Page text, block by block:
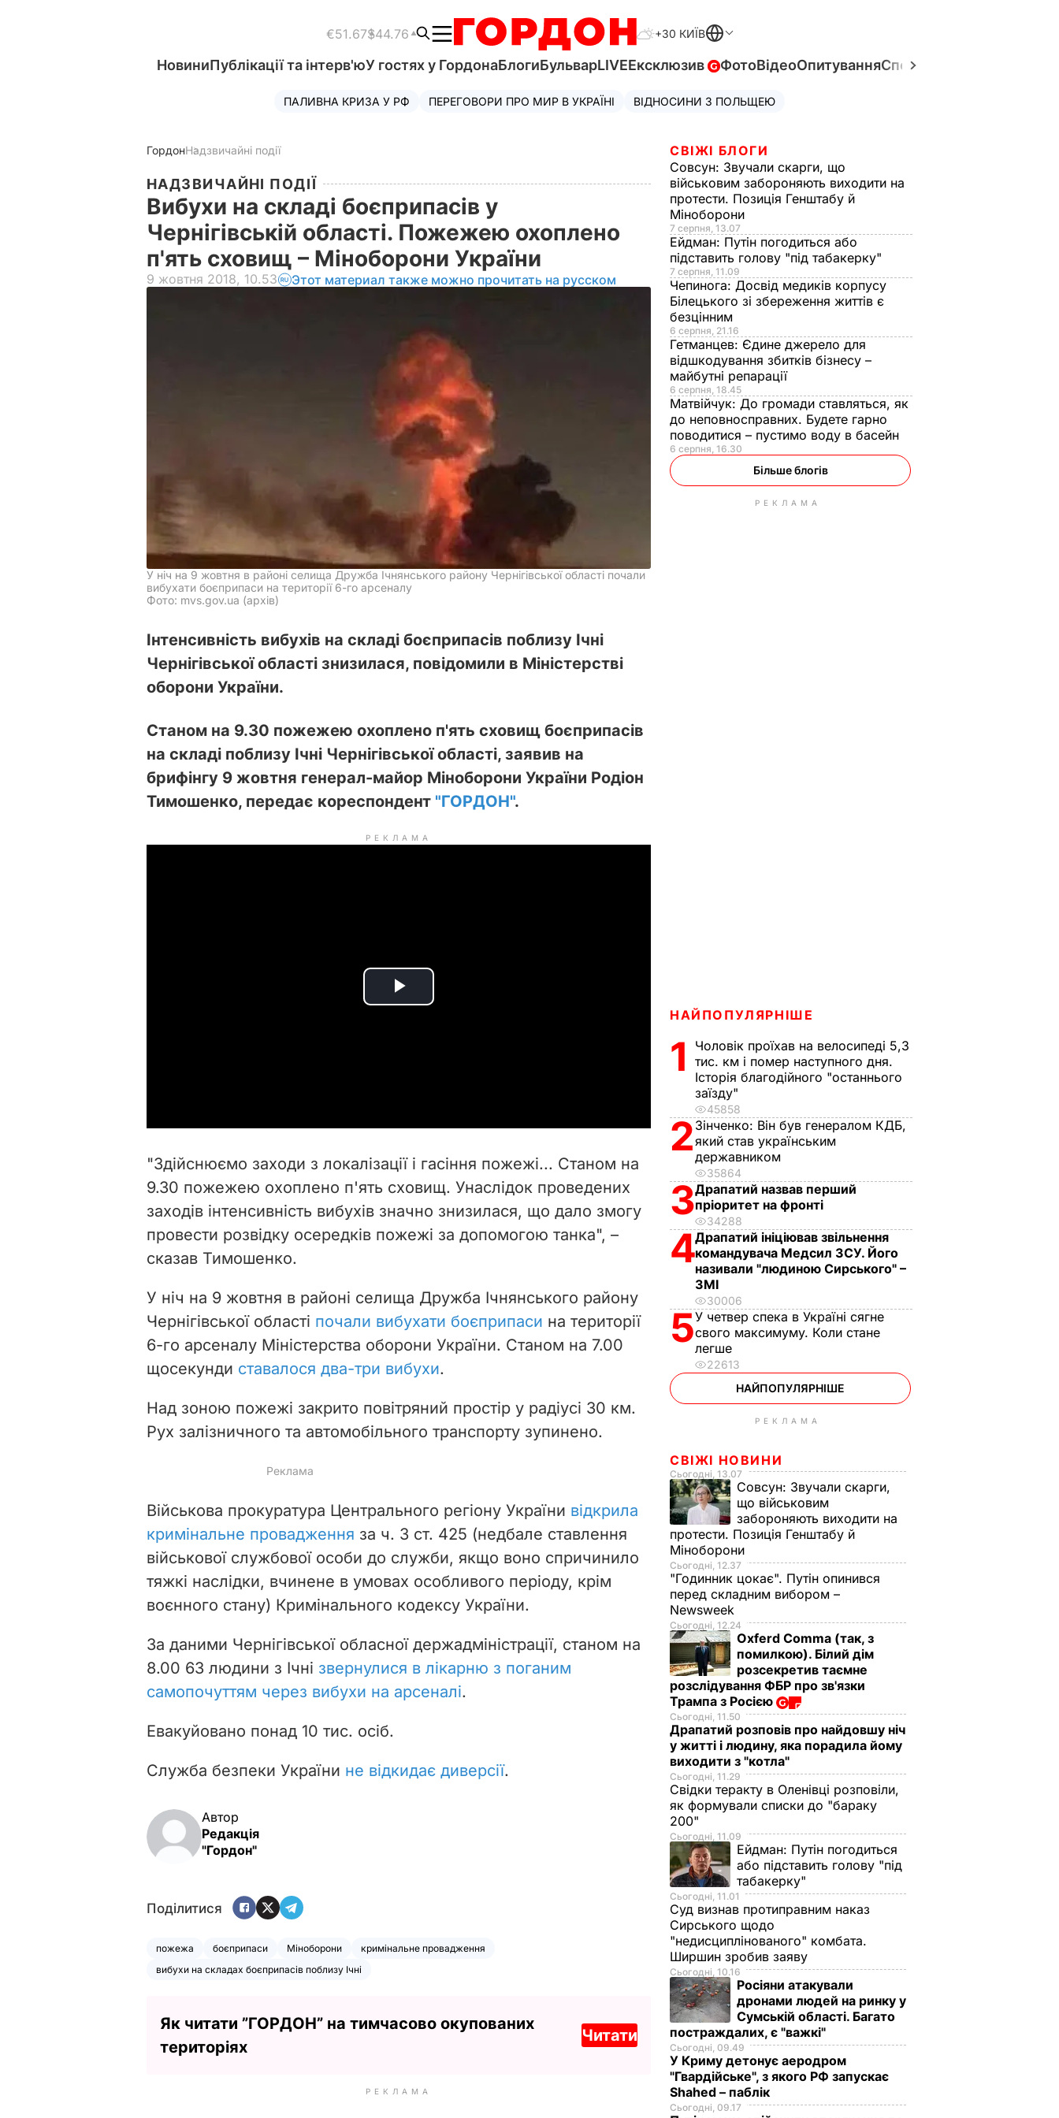
€51.67$44.76 +30 КИЇВ
НовиниПублікації та інтерв'юУ гостях у ГордонаБлогиБульварLIVEЕксклюзив ФотоВідеоОпитуванняСпецпроєкти
ПАЛИВНА КРИЗА У РФ ПЕРЕГОВОРИ ПРО МИР В УКРАЇНІ ВІДНОСИНИ З ПОЛЬЩЕЮ
ГордонНадзвичайні події
НАДЗВИЧАЙНІ ПОДІЇ
Вибухи на складі боєприпасів у
Чернігівській області. Пожежею охоплено
п'ять сховищ – Міноборони України
9 жовтня 2018, 10.53 Этот материал также можно прочитать на русском
У ніч на 9 жовтня в районі селища Дружба Ічнянського району Чернігівської області почали
вибухати боєприпаси на території 6-го арсеналу
Фото: mvs.gov.ua (архів)
Інтенсивність вибухів на складі боєприпасів поблизу Ічні
Чернігівської області знизилася, повідомили в Міністерстві
оборони України.
Станом на 9.30 пожежею охоплено п'ять сховищ боєприпасів
на складі поблизу Ічні Чернігівської області, заявив на
брифінгу 9 жовтня генерал-майор Міноборони України Родіон
Тимошенко, передає кореспондент "ГОРДОН".
РЕКЛАМА
P
i
d
o
"Здійснюємо заходи з локалізації і гасіння пожежі... Станом на
9.30 пожежею охоплено п'ять сховищ. Унаслідок проведених
заходів інтенсивність вибухів значно знизилася, що дало змогу
провести розвідку осередків пожежі за допомогою танка", –
сказав Тимошенко.
У ніч на 9 жовтня в районі селища Дружба Ічнянського району
Чернігівської області почали вибухати боєприпаси на території
6-го арсеналу Міністерства оборони України. Станом на 7.00
щосекунди ставалося два-три вибухи.
Над зоною пожежі закрито повітряний простір у радіусі 30 км.
Рух залізничного та автомобільного транспорту зупинено.
Військова прокуратура Центрального регіону України відкрила
кримінальне провадження за ч. 3 ст. 425 (недбале ставлення
військової службової особи до служби, якщо воно спричинило
тяжкі наслідки, вчинене в умовах особливого періоду, крім
воєнного стану) Кримінального кодексу України.
За даними Чернігівської обласної держадміністрації, станом на
8.00 63 людини з Ічні звернулися в лікарню з поганим
самопочуттям через вибухи на арсеналі.
Евакуйовано понад 10 тис. осіб.
Служба безпеки України не відкидає диверсії.
Автор
Редакція
"Гордон"
Поділитися
пожежа боєприпаси Міноборони
кримінальне провадження
вибухи на складах боєприпасів поблизу Ічні
Як читати ”ГОРДОН” на тимчасово окупованих
територіях
Читати
РЕКЛАМА
СВІЖІ БЛОГИ
Совсун: Звучали скарги, що
військовим забороняють виходити на
протести. Позиція Генштабу й
Міноборони
7 серпня, 13.07
Ейдман: Путін погодиться або
підставить голову "під табакерку"
7 серпня, 11.09
Чепинога: Досвід медиків корпусу
Білецького зі збереження життів є
безцінним
6 серпня, 21.16
Гетманцев: Єдине джерело для
відшкодування збитків бізнесу –
майбутні репарації
6 серпня, 18.45
Матвійчук: До громади ставляться, як
до неповносправних. Будете гарно
поводитися – пустимо воду в басейн
6 серпня, 16.30
Більше блогів
РЕКЛАМА
НАЙПОПУЛЯРНІШЕ
1
Чоловік проїхав на велосипеді 5,3
тис. км і помер наступного дня.
Історія благодійного "останнього
заїзду"
45858
2 Зінченко: Він був генералом КДБ,
який став українським
державником
35864
3Драпатий назвав перший
пріоритет на фронті
34288
4Драпатий ініціював звільнення
командувача Медсил ЗСУ. Його
називали "людиною Сирського" –
ЗМІ
30006
5У четвер спека в Україні сягне
свого максимуму. Коли стане
легше
22613
НАЙПОПУЛЯРНІШЕ
РЕКЛАМА
СВІЖІ НОВИНИ
Сьогодні, 13.07
Совсун: Звучали скарги,
що військовим
забороняють виходити на
протести. Позиція Генштабу й
Міноборони
Сьогодні, 12.37
"Годинник цокає". Путін опинився
перед складним вибором –
Newsweek
Сьогодні, 12.24
Oxferd Comma (так, з
помилкою). Білий дім
розсекретив таємне
розслідування ФБР про зв'язки
Трампа з Росією
Сьогодні, 11.50
Драпатий розповів про найдовшу ніч
у житті і людину, яка порадила йому
виходити з "котла"
Сьогодні, 11.29
Свідки теракту в Оленівці розповіли,
як формували списки до "бараку
200"
Сьогодні, 11.09
Ейдман: Путін погодиться
або підставить голову "під
табакерку"
Сьогодні, 11.01
Суд визнав протиправним наказ
Сирського щодо
"недисциплінованого" комбата.
Ширшин зробив заяву
Сьогодні, 10.16
Росіяни атакували
дронами людей на ринку у
Сумській області. Багато
постраждалих, є "важкі"
Сьогодні, 09.49
У Криму детонує аеродром
"Гвардійське", з якого РФ запускає
Shahed – паблік
Сьогодні, 09.17